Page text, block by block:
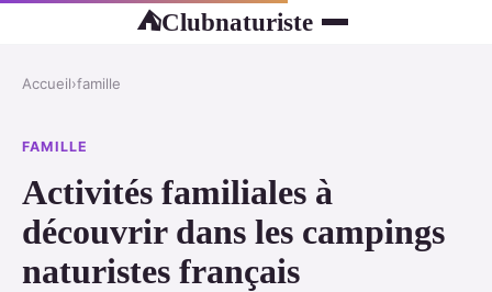
⛺Clubnaturiste
Accueil›famille
FAMILLE
Activités familiales à
découvrir dans les campings
naturistes français